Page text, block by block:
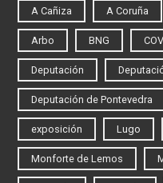
A Cañiza A Coruña
Arbo BNG
Deputación
Deputación de Pontevedra
exposición Lugo
Monforte de Lemos